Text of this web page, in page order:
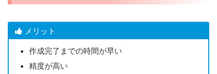
メリット
作成完了までの時間が早い
精度が高い